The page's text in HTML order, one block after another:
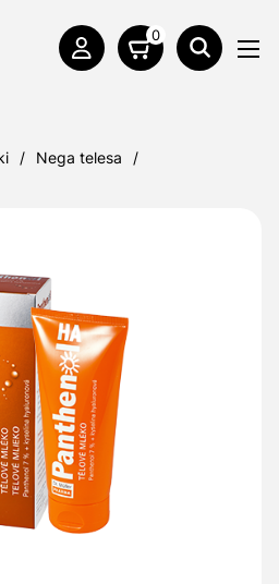
0
/ Nega telesa
/